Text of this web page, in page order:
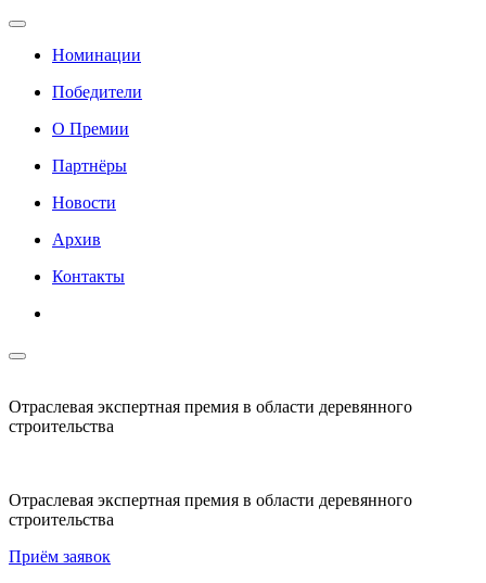
Номинации
Победители
О Премии
Партнёры
Новости
Архив
Контакты
Отраслевая экспертная премия в области деревянного
строительства
Отраслевая экспертная премия в области деревянного
строительства
Приём заявок